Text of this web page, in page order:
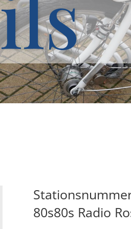
80s80s Radio